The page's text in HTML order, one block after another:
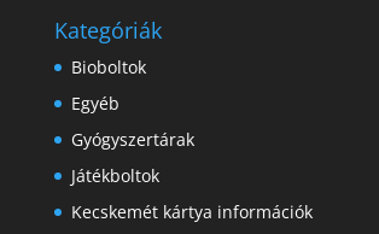
Kategóriák
Bioboltok
Egyéb
Gyógyszertárak
Játékboltok
Kecskemét kártya információk